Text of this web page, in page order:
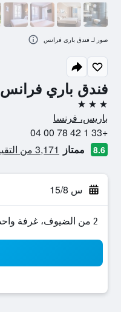
فندق باري فرانس
3 نجوم
باريس، فرنسا
+33 1 42 78 00 04
8.6 ممتاز 3,171 من التقييمات تم التحقق منها
س 15/8
2 من الضيوف، غرفة واحدة
صور لـ فندق باري فرانس